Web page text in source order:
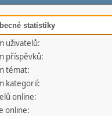
statistiky
uživatelů:
příspěvků:
témat:
kategorií:
online:
online: